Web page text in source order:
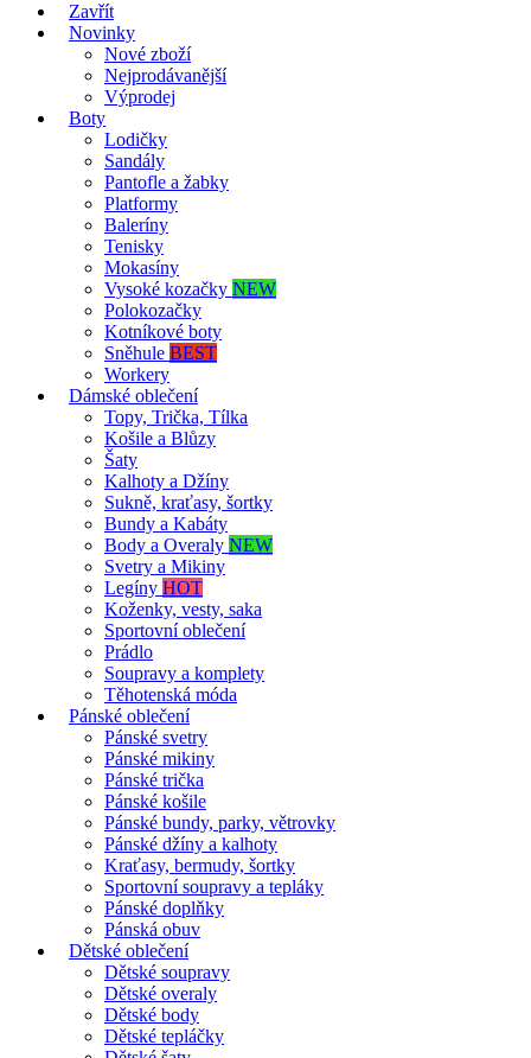
Zavřít
Novinky
Nové zboží
Nejprodávanější
Výprodej
Boty
Lodičky
Sandály
Pantofle a žabky
Platformy
Baleríny
Tenisky
Mokasíny
Vysoké kozačky NEW
Polokozačky
Kotníkové boty
Sněhule BEST
Workery
Dámské oblečení
Topy, Trička, Tílka
Košile a Blůzy
Šaty
Kalhoty a Džíny
Sukně, kraťasy, šortky
Bundy a Kabáty
Body a Overaly NEW
Svetry a Mikiny
Legíny HOT
Koženky, vesty, saka
Sportovní oblečení
Prádlo
Soupravy a komplety
Těhotenská móda
Pánské oblečení
Pánské svetry
Pánské mikiny
Pánské trička
Pánské košile
Pánské bundy, parky, větrovky
Pánské džíny a kalhoty
Kraťasy, bermudy, šortky
Sportovní soupravy a tepláky
Pánské doplňky
Pánská obuv
Dětské oblečení
Dětské soupravy
Dětské overaly
Dětské body
Dětské tepláčky